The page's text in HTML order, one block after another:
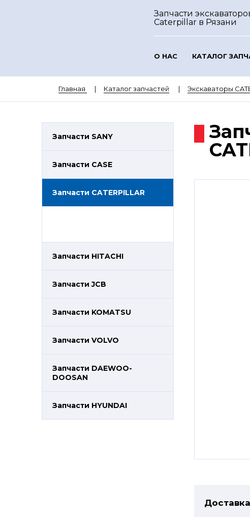
Запчасти
Caterpillar в Рязани
О НАС КАТАЛОГ
Главная Каталог запчастей Экскаваторы
Запчасти SANY
Запчасти CASE
Запчасти CATERPILLAR
Запчасти HITACHI
Запчасти JCB
Запчасти KOMATSU
Запчасти VOLVO
Запчасти DAEWOO-
DOOSAN
Запчасти HYUNDAI